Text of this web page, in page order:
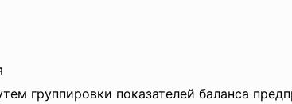
группировки показателей баланса